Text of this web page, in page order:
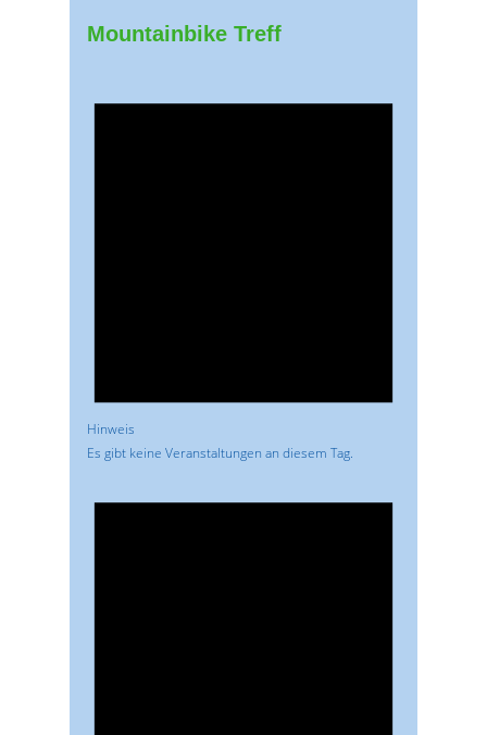
Mountainbike Treff
Hinweis
Es gibt keine Veranstaltungen an diesem Tag.